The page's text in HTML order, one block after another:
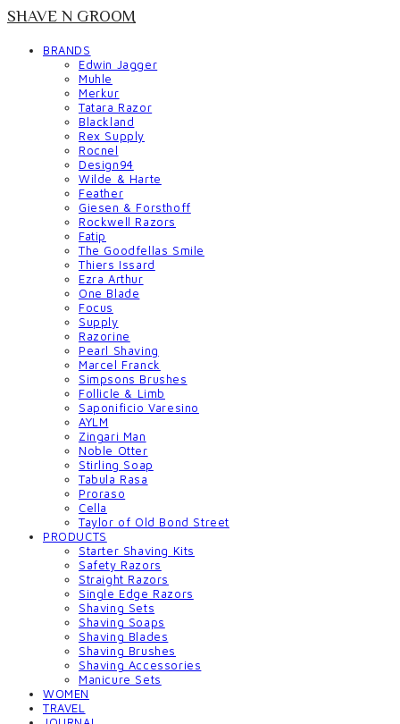
SHAVE N GROOM
BRANDS
Edwin Jagger
Muhle
Merkur
Tatara Razor
Blackland
Rex Supply
Rocnel
Design94
Wilde & Harte
Feather
Giesen & Forsthoff
Rockwell Razors
Fatip
The Goodfellas Smile
Thiers Issard
Ezra Arthur
One Blade
Focus
Supply
Razorine
Pearl Shaving
Marcel Franck
Simpsons Brushes
Follicle & Limb
Saponificio Varesino
AYLM
Zingari Man
Noble Otter
Stirling Soap
Tabula Rasa
Proraso
Cella
Taylor of Old Bond Street
PRODUCTS
Starter Shaving Kits
Safety Razors
Straight Razors
Single Edge Razors
Shaving Sets
Shaving Soaps
Shaving Blades
Shaving Brushes
Shaving Accessories
Manicure Sets
WOMEN
TRAVEL